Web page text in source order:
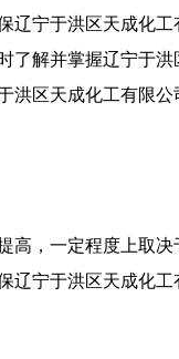
辽宁于洪区天成化工
了解并掌握辽宁于洪
洪区天成化工有限公
高，一定程度上取决
辽宁于洪区天成化工